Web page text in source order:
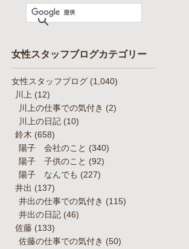
女性スタッフブログカテゴリー
女性スタッフブログ (1,040)
川上 (12)
川上の仕事での気付き (2)
川上の日記 (10)
鈴木 (658)
陽子 会社のこと (340)
陽子 子供のこと (92)
陽子 なんでも (227)
井出 (137)
井出の仕事での気付き (115)
井出の日記 (46)
佐藤 (133)
佐藤の仕事での気付き (50)